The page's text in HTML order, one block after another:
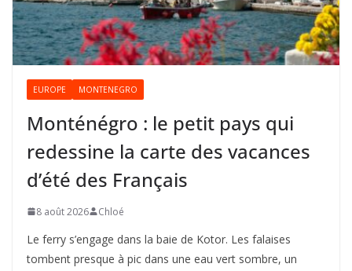
EUROPE MONTENEGRO
Monténégro : le petit pays qui
redessine la carte des vacances
d’été des Français
8 août 2026 Chloé
Le ferry s’engage dans la baie de Kotor. Les falaises
tombent presque à pic dans une eau vert sombre, un